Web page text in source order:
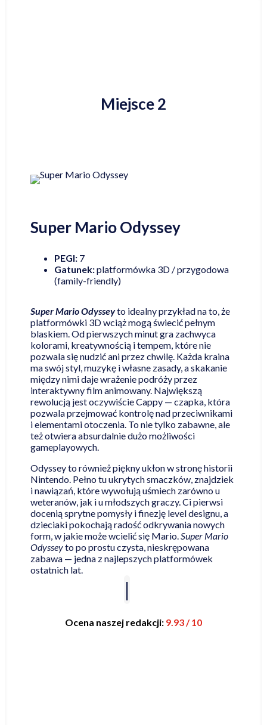
Miejsce 2
Super Mario Odyssey
PEGI: 7
Gatunek:platformówka 3D / przygodowa
(family-friendly)
Super Mario Odysseyto idealny przykład na to, że
platformówki 3D wciąż mogą świecić pełnym
blaskiem. Od pierwszych minut gra zachwyca
kolorami, kreatywnością i tempem, które nie
pozwala się nudzić ani przez chwilę. Każda kraina
ma swój styl, muzykę i własne zasady, a skakanie
między nimi daje wrażenie podróży przez
interaktywny film animowany. Największą
rewolucją jest oczywiście Cappy — czapka, która
pozwala przejmować kontrolę nad przeciwnikami
i elementami otoczenia. To nie tylko zabawne, ale
też otwiera absurdalnie dużo możliwości
gameplayowych.
Odyssey to również piękny ukłon w stronę historii
Nintendo. Pełno tu ukrytych smaczków, znajdziek
i nawiązań, które wywołują uśmiech zarówno u
weteranów, jak i u młodszych graczy. Ci pierwsi
docenią sprytne pomysły i finezję level designu, a
dzieciaki pokochają radość odkrywania nowych
form, w jakie może wcielić się Mario.Super Mario
Odysseyto po prostu czysta, nieskrępowana
zabawa — jedna z najlepszych platformówek
ostatnich lat.
Ocena naszej redakcji: 9.93 / 10